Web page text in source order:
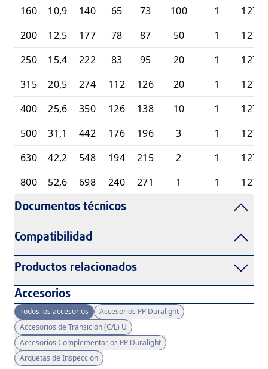
160
10,9 140 65 73 100 1
200
12,5 177 78 87 50 1
250
15,4 222 83 95 20 1
315
20,5 274 112 126 20 1
400
25,6 350 126 138 10 1
500
31,1 442 176 196 3 1
630
42,2 548 194 215 2 1
800
52,6 698 240 271 1 1
Documentos técnicos
Compatibilidad
Productos relacionados
Accesorios
Todos los accesorios
Accesorios PP Duralight
Accesorios de Transición (C/L) U
Accesorios Complementarios PP Duralight
Arquetas de Inspección